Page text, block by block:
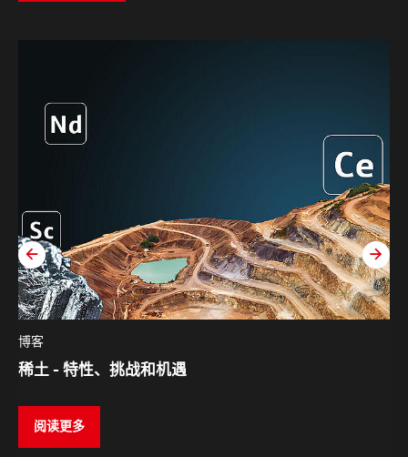
博客
稀土 - 特性、挑战和机遇
阅读更多
zurück